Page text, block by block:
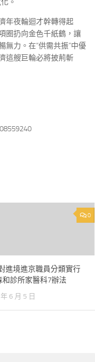
。
年夜輪迴才幹轉得起
圈扔向金色千紙鶴，讓
無力。在“供需共振”中優
這艘巨輪必將披荊斬
0
進境進京職員分類實行
和診所家醫科7辦法
6 月 5 日